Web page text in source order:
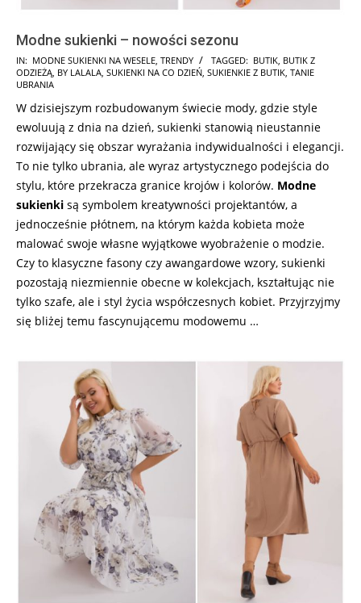
Modne sukienki – nowości sezonu
2024-
01-
IN: MODNE SUKIENKI NA WESELE TRENDY TAGGED: BUTIK BUTIK Z
ODZIEŻĄ BY LALALA SUKIENKI NA CO DZIEŃ SUKIENKIE Z BUTIK TANIE
UBRANIA
W dzisiejszym rozbudowanym świecie mody, gdzie style
ewoluują z dnia na dzień, sukienki stanowią nieustannie
rozwijający się obszar wyrażania indywidualności i elegancji.
To nie tylko ubrania, ale wyraz artystycznego podejścia do
stylu, które przekracza granice krojów i kolorów. Modne
sukienki są symbolem kreatywności projektantów, a
jednocześnie płótnem, na którym każda kobieta może
malować swoje własne wyjątkowe wyobrażenie o modzie.
Czy to klasyczne fasony czy awangardowe wzory, sukienki
pozostają niezmiennie obecne w kolekcjach, kształtując nie
tylko szafe, ale i styl życia współczesnych kobiet. Przyjrzyjmy
się bliżej temu fascynującemu modowemu …